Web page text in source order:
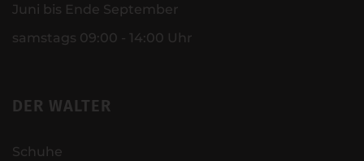
Juni bis Ende September
samstags 09:00 - 14:00 Uhr
DER WALTER
Schuhe